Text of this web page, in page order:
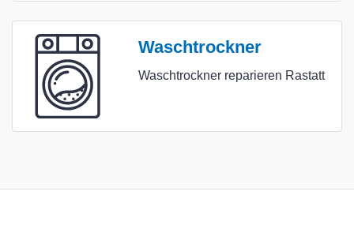
Waschtrockner
Waschtrockner reparieren Rastatt